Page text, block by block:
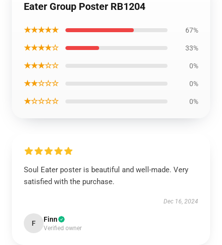
Eater Group Poster RB1204
★★★★★ 67%
★★★★☆ 33%
★★★☆☆ 0%
★★☆☆☆ 0%
★☆☆☆☆ 0%
Soul Eater poster is beautiful and well-made. Very
satisfied with the purchase.
Dec 16, 2024
F Finn
Verified owner